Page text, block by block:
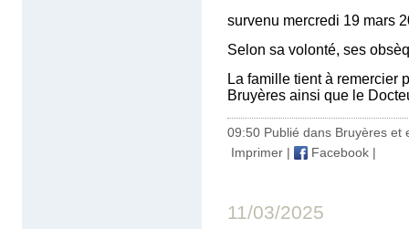
survenu mercredi 19 mars
Selon sa volonté, ses
La famille tient à remercier
Bruyères ainsi que le
09:50 Publié dans Bruyères et
Imprimer | Facebook |
11/03/2025